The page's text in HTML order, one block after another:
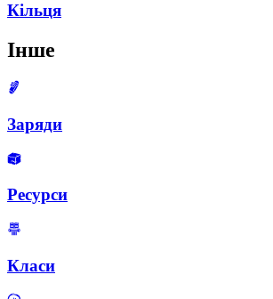
Кільця
Інше
Заряди
Ресурси
Класи